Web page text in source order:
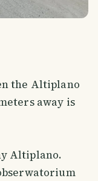
the Altiplano
away is
Altiplano.